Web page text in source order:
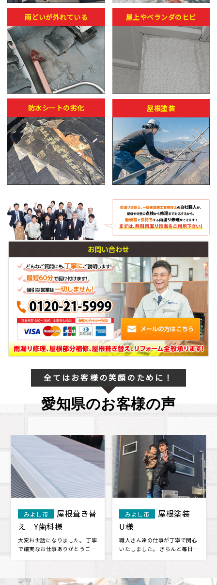
雨どいが外れている 屋上やベランダのヒビ
防水シートの劣化 屋根塗装
全てはお客様の笑顔のために！
愛知県のお客様の声
根葺き替
ました。 丁寧
りがとうござ
みよし市
屋根塗装
U様
職人さん達の仕事が丁寧で関心
いたしました。 きちんと毎日挨
刈谷市
屋根の汚れが気にな
点検していただきま